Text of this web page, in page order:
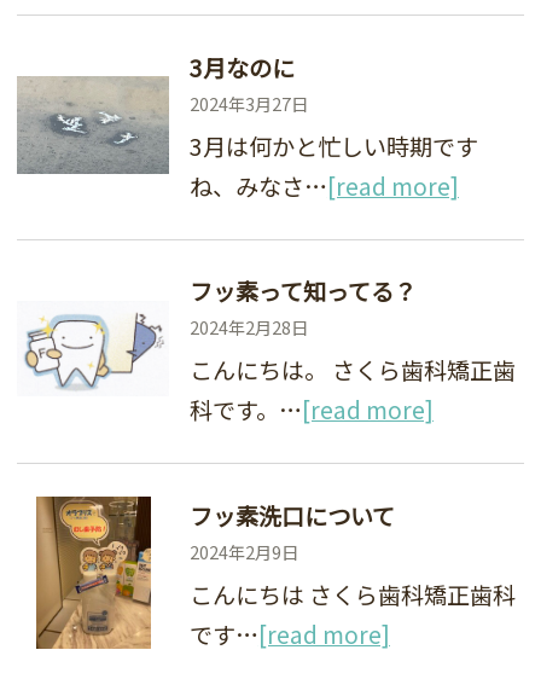
3月なのに
2024年3月27日
3月は何かと忙しい時期です
ね、みなさ…[read more]
フッ素って知ってる？
2024年2月28日
こんにちは。 さくら歯科矯正歯
科です。…[read more]
フッ素洗口について
2024年2月9日
こんにちは さくら歯科矯正歯科
です…[read more]